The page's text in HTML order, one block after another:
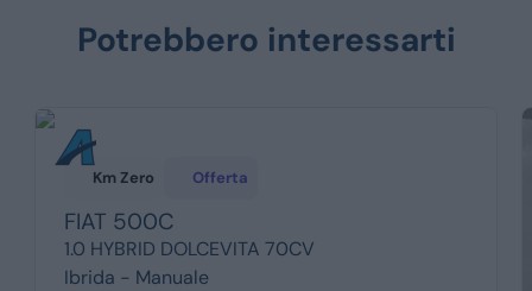
Potrebbero interessarti
Km Zero Offerta
FIAT 500C
1.0 HYBRID DOLCEVITA 70CV
Ibrida - Manuale